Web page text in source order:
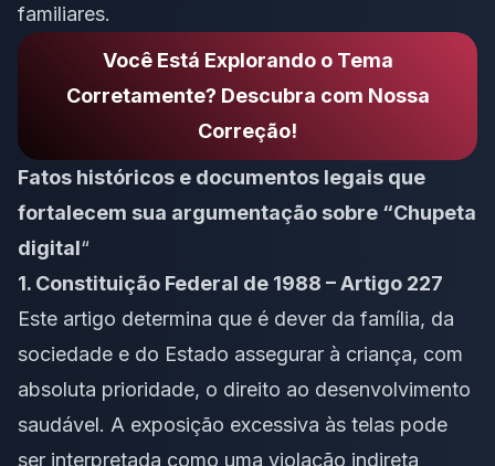
familiares.
Você Está Explorando o Tema
Corretamente? Descubra com Nossa
Correção!
Fatos históricos e documentos legais que
fortalecem sua argumentação sobre “Chupeta
digital“
1. Constituição Federal de 1988 – Artigo 227
Este artigo determina que é dever da família, da
sociedade e do Estado assegurar à criança, com
absoluta prioridade, o direito ao desenvolvimento
saudável. A exposição excessiva às telas pode
ser interpretada como uma violação indireta